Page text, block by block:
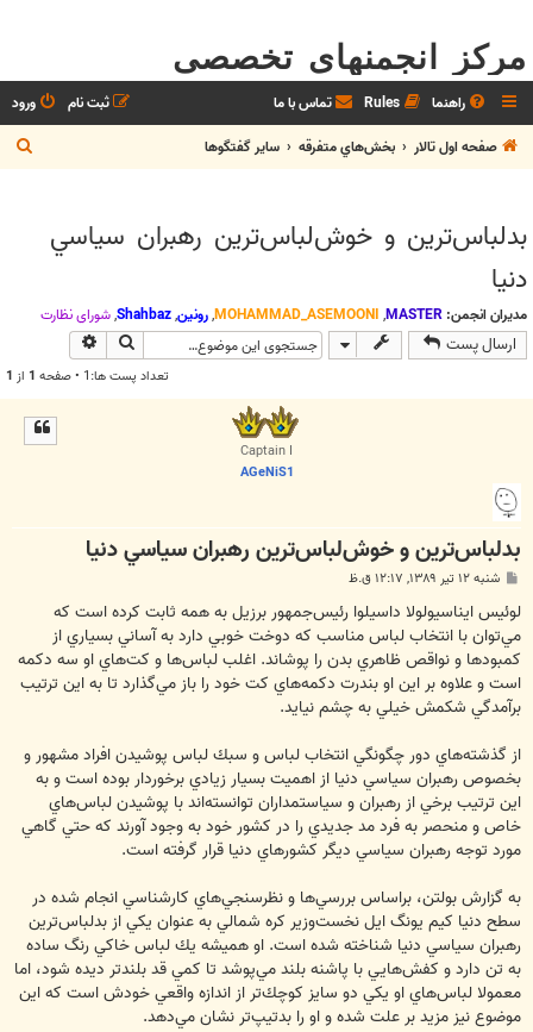
مرکز انجمنهای تخصصی
راهنما Rules تماس با ما ورود
ثبت نام
صفحه اول تالار
بخش‌‌هاي متفرقه ساير گفتگوها
س
بدلباس‌ترين و خوش‌لباس‌ترين رهبران سياسي
دنيا
مدیران انجمن: MASTER
,
MOHAMMAD_ASEMOONI
,رونین,
Shahbaz
,شوراي نظارت
ارسال پست جستجو
تعداد پست ها:1 • صفحه 1 از 1
Captain I
AGeNiS1
بدلباس‌ترين و خوش‌لباس‌ترين رهبران سياسي دنيا
ت
شنبه ۱۲ تیر ۱۳۸۹, ۱۲:۱۷ ق.ظ
لوئيس ايناسيولولا داسيلوا رئيس‌جمهور برزيل به همه ثابت كرده است كه
مي‌توان با انتخاب لباس مناسب كه دوخت خوبي دارد به آساني بسياري از
كمبودها و نواقص ظاهري بدن را پوشاند. اغلب لباس‌ها و كت‌هاي او سه دكمه
است و علاوه بر اين او بندرت دكمه‌هاي كت خود را باز مي‌گذارد تا به اين ترتيب
برآمدگي شكمش خيلي به چشم نيايد.
از گذشته‌هاي دور چگونگي انتخاب لباس و سبك لباس پوشيدن افراد مشهور و
بخصوص رهبران سياسي دنيا از اهميت بسيار زيادي برخوردار بوده است و به
اين ترتيب برخي از رهبران و سياستمداران توانسته‌اند با پوشيدن لباس‌هاي
خاص و منحصر به فرد مد جديدي را در كشور خود به وجود آورند كه حتي گاهي
مورد توجه رهبران سياسي ديگر كشورهاي دنيا قرار گرفته است.
به گزارش بولتن، براساس بررسي‌ها و نظرسنجي‌هاي كارشناسي انجام شده در
سطح دنيا كيم يونگ ايل نخست‌وزير كره شمالي به عنوان يكي از بدلباس‌ترين
رهبران سياسي دنيا شناخته شده است. او هميشه يك لباس خاكي رنگ ساده
به تن دارد و كفش‌هايي با پاشنه بلند مي‌پوشد تا كمي قد بلندتر ديده شود، اما
معمولا لباس‌هاي او يكي دو سايز كوچك‌‌تر از اندازه واقعي خودش است كه اين
موضوع نيز مزيد بر علت شده و او را بدتيپ‌تر نشان مي‌دهد.